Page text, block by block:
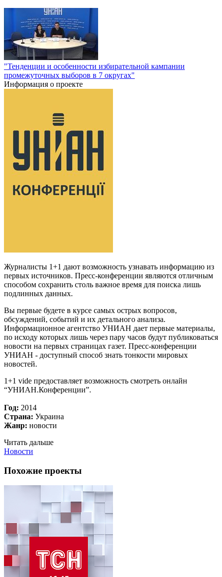
"Тенденции и особенности избирательной кампании
промежуточных выборов в 7 округах"
Информация о проекте
Журналисты 1+1 дают возможность узнавать информацию из
первых источников. Пресс-конференции являются отличным
способом сохранить столь важное время для поиска лишь
подлинных данных.
Вы первые будете в курсе самых острых вопросов,
обсуждений, событий и их детального анализа.
Информационное агентство УНИАН дает первые материалы,
по исходу которых лишь через пару часов будут публиковаться
новости на первых страницах газет. Пресс-конференции
УНИАН - доступный способ знать тонкости мировых
новостей.
1+1 vide предоставляет возможность смотреть онлайн
“УНИАН.Конференции”.
Год: 2014
Страна: Украина
Жанр: новости
Читать дальше
Новости
Похожие проекты